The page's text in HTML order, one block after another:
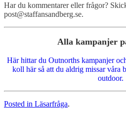
Har du kommentarer eller frågor?
post@staffansandberg.se.
Alla kampanjer
Här hittar du Outnorths kampanjer
koll här så att du aldrig missar våra
outdoor.
Posted in Läsarfråga.